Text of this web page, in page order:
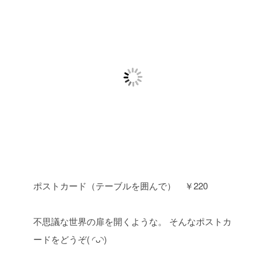
ポストカード（テーブルを囲んで） ￥220
不思議な世界の扉を開くような。
そんなポストカ
ードをどうぞ( ◜ᴗ◝)